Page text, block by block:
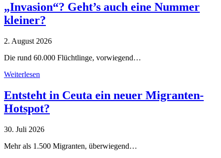
„Invasion“? Geht’s auch eine Nummer
kleiner?
2. August 2026
Die rund 60.000 Flüchtlinge, vorwiegend…
Weiterlesen
Entsteht in Ceuta ein neuer Migranten-
Hotspot?
30. Juli 2026
Mehr als 1.500 Migranten, überwiegend…